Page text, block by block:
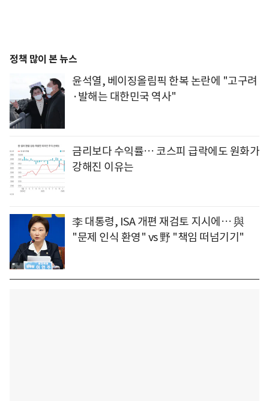
정책 많이 본 뉴스
윤석열, 베이징올림픽 한복 논란에 "고구려
·발해는 대한민국 역사"
금리보다 수익률… 코스피 급락에도 원화가
강해진 이유는
李 대통령, ISA 개편 재검토 지시에… 與
"문제 인식 환영" vs 野 "책임 떠넘기기"